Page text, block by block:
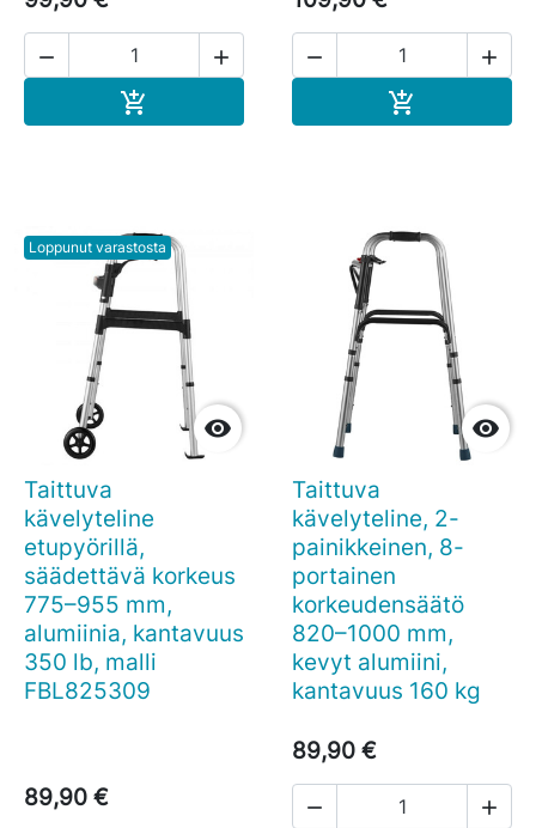
 

 

Loppunut varastosta

Taittuva
kävelyteline
etupyörillä,
säädettävä korkeus
775–955 mm,
alumiinia, kantavuus
350 lb, malli
FBL825309
89,90 €

Taittuva
kävelyteline, 2-
painikkeinen, 8-
portainen
korkeudensäätö
820–1000 mm,
kevyt alumiini,
kantavuus 160 kg
89,90 €
 